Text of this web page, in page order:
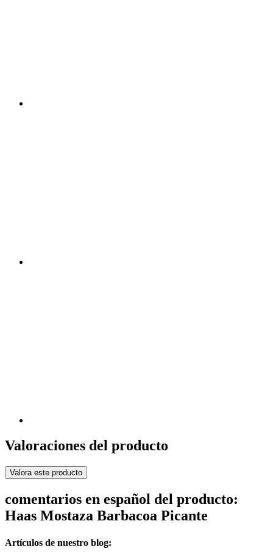
Valoraciones del producto
Valora este producto
comentarios en español del producto:
Haas Mostaza Barbacoa Picante
Artículos de nuestro blog: